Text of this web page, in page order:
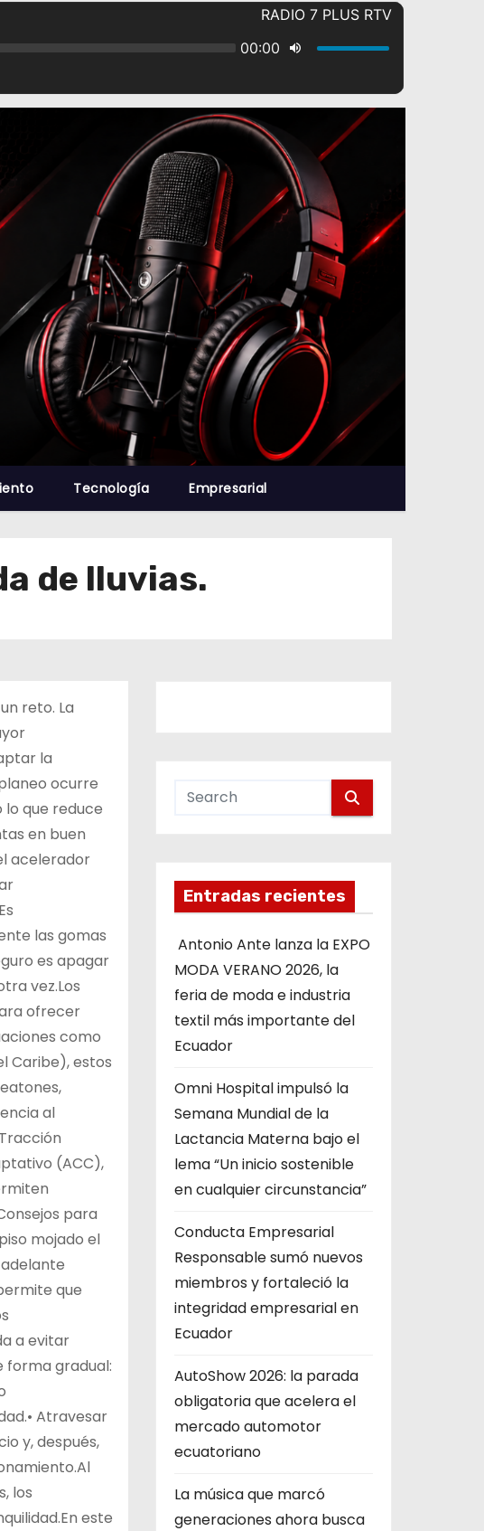
Tecnología Empresarial
de lluvias.
reto. La
la
ocurre
que reduce
en buen
acelerador
las gomas
es apagar
vez.Los
ofrecer
como
Caribe), estos
al
(ACC),
para
mojado el
que
a evitar
forma gradual:
Atravesar
y, después,
los
este
Entradas recientes
Antonio Ante lanza la EXPO
MODA VERANO 2026, la
feria de moda e industria
textil más importante del
Ecuador
Omni Hospital impulsó la
Semana Mundial de la
Lactancia Materna bajo el
lema “Un inicio sostenible
en cualquier circunstancia”
Conducta Empresarial
Responsable sumó nuevos
miembros y fortaleció la
integridad empresarial en
Ecuador
AutoShow 2026: la parada
obligatoria que acelera el
mercado automotor
ecuatoriano
La música que marcó
generaciones ahora busca